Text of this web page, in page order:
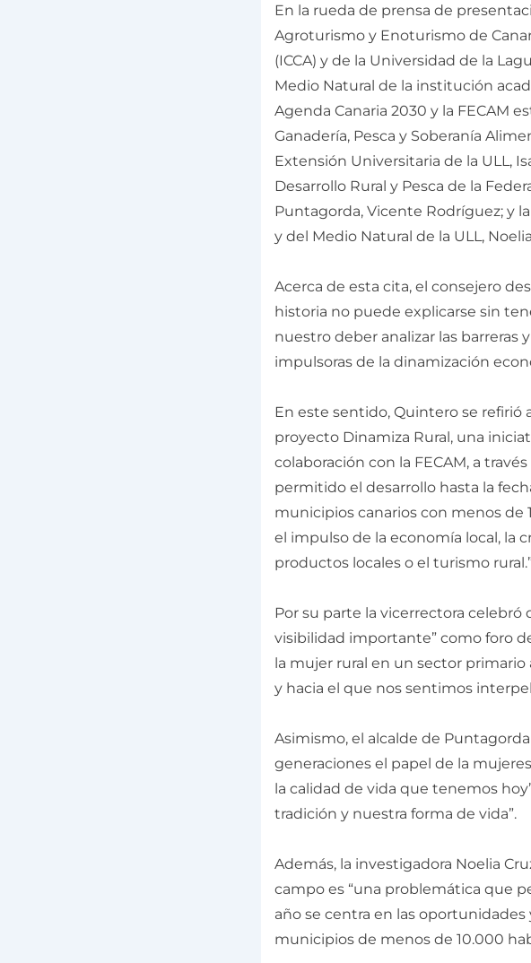
En la rueda de prensa de
Agroturismo y Enoturismo de
(ICCA) y de la Universidad de la
Medio Natural de la institución
Agenda Canaria 2030 y la FECAM
Ganadería, Pesca y Soberanía
Extensión Universitaria de la ULL,
Desarrollo Rural y Pesca de la
Puntagorda, Vicente Rodríguez; y
y del Medio Natural de la ULL,
Acerca de esta cita, el consejero
historia no puede explicarse sin
nuestro deber analizar las
impulsoras de la dinamización
En este sentido, Quintero se refirió
proyecto Dinamiza Rural, una
colaboración con la FECAM, a
permitido el desarrollo hasta la
municipios canarios con menos de
el impulso de la economía local, la
productos locales o el turismo
Por su parte la vicerrectora celebró
visibilidad importante” como foro
la mujer rural en un sector
y hacia el que nos sentimos
Asimismo, el alcalde de
generaciones el papel de la
la calidad de vida que tenemos
tradición y nuestra forma de vida”.
Además, la investigadora Noelia
campo es “una problemática que
año se centra en las
municipios de menos de 10.000